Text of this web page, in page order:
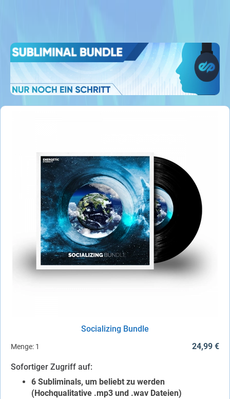
Socializing Bundle
Menge: 1 24,99 €
Sofortiger Zugriff auf:
6 Subliminals, um beliebt zu werden
(Hochqualitative .mp3 und .wav Dateien)